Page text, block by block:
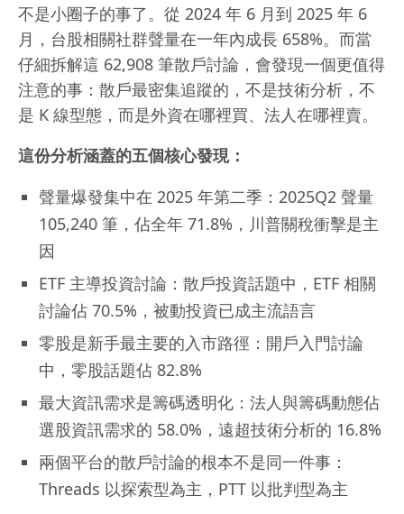
不是小圈子的事了。從 2024 年 6 月到 2025 年 6
月，台股相關社群聲量在一年內成長 658%。而當
仔細拆解這 62,908 筆散戶討論，會發現一個更值得
注意的事：散戶最密集追蹤的，不是技術分析，不
是 K 線型態，而是外資在哪裡買、法人在哪裡賣。
這份分析涵蓋的五個核心發現：
聲量爆發集中在 2025 年第二季：2025Q2 聲量
105,240 筆，佔全年 71.8%，川普關稅衝擊是主
因
ETF 主導投資討論：散戶投資話題中，ETF 相關
討論佔 70.5%，被動投資已成主流語言
零股是新手最主要的入市路徑：開戶入門討論
中，零股話題佔 82.8%
最大資訊需求是籌碼透明化：法人與籌碼動態佔
選股資訊需求的 58.0%，遠超技術分析的 16.8%
兩個平台的散戶討論的根本不是同一件事：
Threads 以探索型為主，PTT 以批判型為主